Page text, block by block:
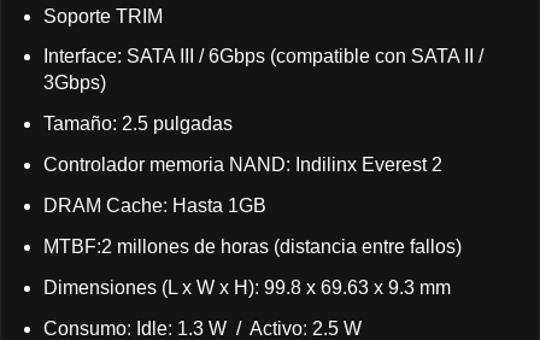
Soporte TRIM
Interface: SATA III / 6Gbps (compatible con SATA II /
3Gbps)
Tamaño: 2.5 pulgadas
Controlador memoria NAND: Indilinx Everest 2
DRAM Cache: Hasta 1GB
MTBF:2 millones de horas (distancia entre fallos)
Dimensiones (L x W x H): 99.8 x 69.63 x 9.3 mm
Consumo: Idle: 1.3 W / Activo: 2.5 W